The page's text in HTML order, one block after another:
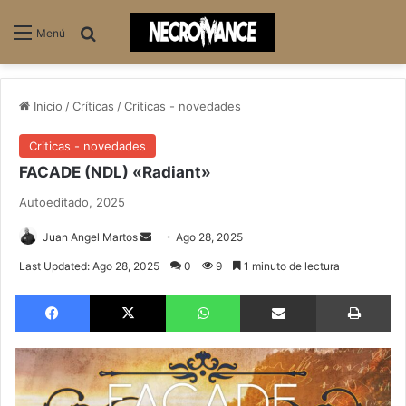
Menú
Inicio /Críticas /Criticas - novedades
Criticas - novedades
FACADE (NDL) «Radiant»
Autoeditado, 2025
Juan Angel Martos
Send Ago 28, 2025
Last Updated: Ago 28, 2025 0 9 1 minuto de lectura
Facebook X WhatsApp Compartir via email